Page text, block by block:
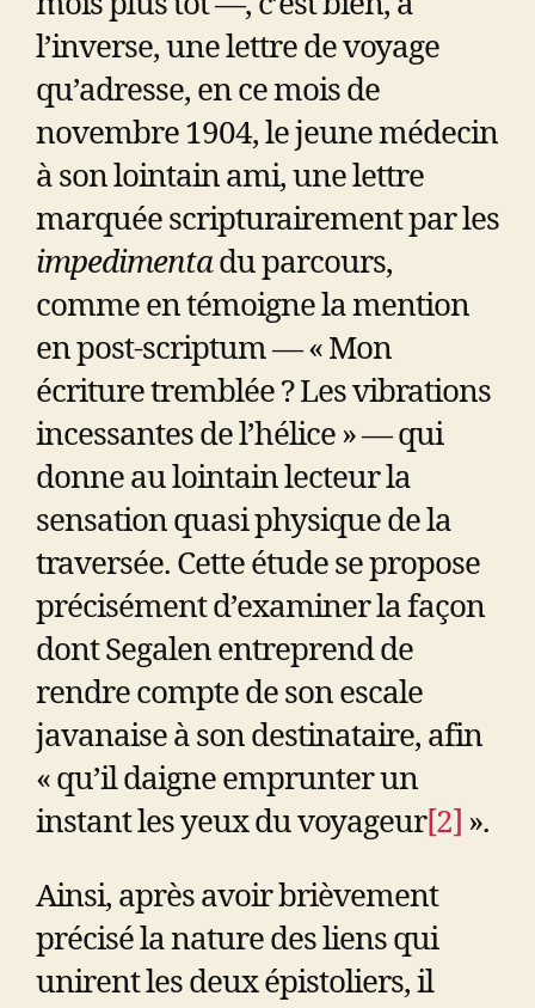
l’inverse, une lettre de voyage
qu’adresse, en ce mois de
novembre 1904, le jeune médecin
à son lointain ami, une lettre
marquée scripturairement par les
impedimentadu parcours,
comme en témoigne la mention
en post-scriptum — « Mon
écriture tremblée ? Les vibrations
incessantes de l’hélice » — qui
donne au lointain lecteur la
sensation quasi physique de la
traversée. Cette étude se propose
précisément d’examiner la façon
dont Segalen entreprend de
rendre compte de son escale
javanaise à son destinataire, afin
« qu’il daigne emprunter un
instant les yeux du voyageur[2] ».
Ainsi, après avoir brièvement
précisé la nature des liens qui
unirent les deux épistoliers, il